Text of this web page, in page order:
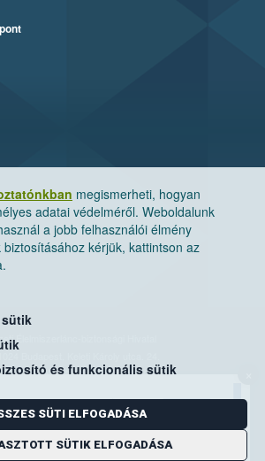
megismerheti, hogyan
adatai védelméről. Weboldalunk
a jobb felhasználói élmény
kérjük, kattintson az
és funkcionális sütik
SÜTI ELFOGADÁSA
SÜTIK ELFOGADÁSA
Élelmiszerlánc-biztonsági Hivatal
cím: 1525 Budapest. Pf. 30.
ugyfelszolgalat@nebih.gov.hu
Zöld szám: 06-80/263-244
Telefon: 06-1/ 336-9000